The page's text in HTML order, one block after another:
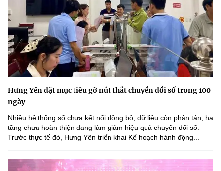
Hưng Yên đặt mục tiêu gỡ nút thắt chuyển đổi số trong 100
ngày
Nhiều hệ thống số chưa kết nối đồng bộ, dữ liệu còn phân tán, hạ
tầng chưa hoàn thiện đang làm giảm hiệu quả chuyển đổi số.
Trước thực tế đó, Hưng Yên triển khai Kế hoạch hành động...